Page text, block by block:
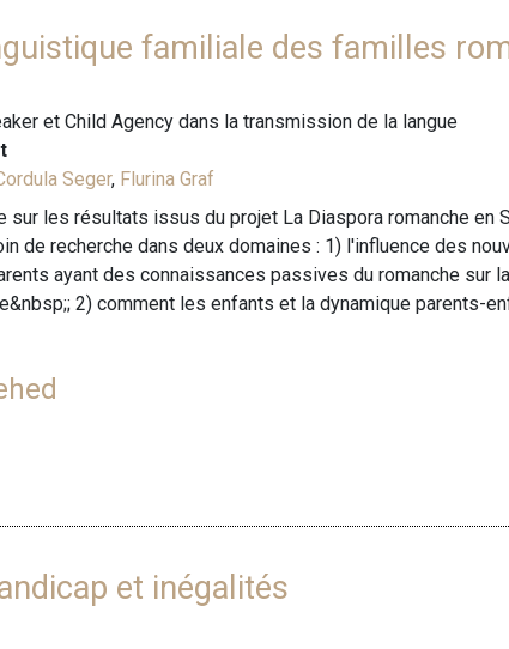
familiale des familles
et Child Agency dans la transmission de la langue
Seger, Flurina Graf
sur les résultats issus du projet La Diaspora romanche en
de recherche dans deux domaines : 1) l'influence des
ayant des connaissances passives du romanche sur
2) comment les enfants et la dynamique parents-
et inégalités